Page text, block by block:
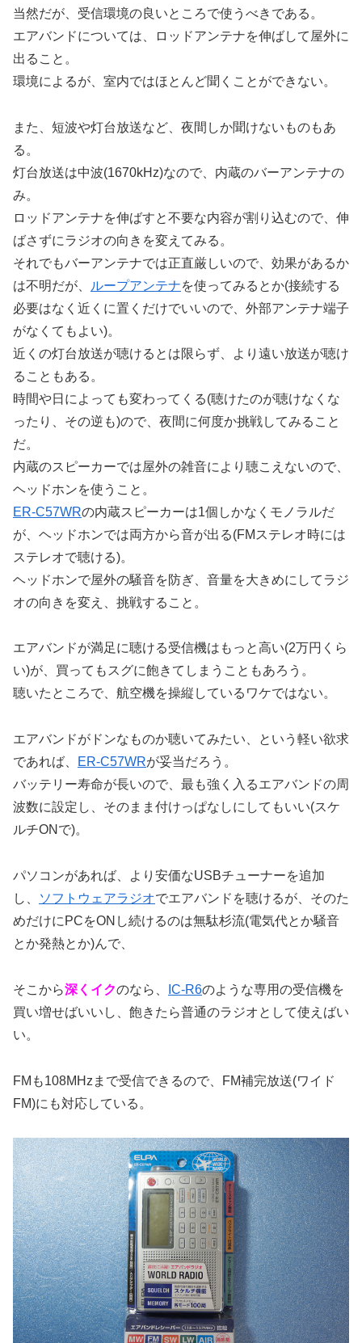
当然だが、受信環境の良いところで使うべきである。
エアバンドについては、ロッドアンテナを伸ばして屋外に
出ること。
環境によるが、室内ではほとんど聞くことができない。
また、短波や灯台放送など、夜間しか聞けないものもあ
る。
灯台放送は中波(1670kHz)なので、内蔵のバーアンテナの
み。
ロッドアンテナを伸ばすと不要な内容が割り込むので、伸
ばさずにラジオの向きを変えてみる。
それでもバーアンテナでは正直厳しいので、効果があるか
は不明だが、
ループアンテナを使ってみるとか(接続する
必要はなく近くに置くだけでいいので、外部アンテナ端子
がなくてもよい)。
近くの灯台放送が聴けるとは限らず、より遠い放送が聴け
ることもある。
時間や日によっても変わってくる(聴けたのが聴けなくな
ったり、その逆も)ので、夜間に何度か挑戦してみること
だ。
内蔵のスピーカーでは屋外の雑音により聴こえないので、
ヘッドホンを使うこと。
ER-C57WRの内蔵スピーカーは1個しかなくモノラルだ
が、ヘッドホンでは両方から音が出る(FMステレオ時には
ステレオで聴ける)。
ヘッドホンで屋外の騒音を防ぎ、音量を大きめにしてラジ
オの向きを変え、挑戦すること。
エアバンドが満足に聴ける受信機はもっと高い(2万円くら
い)が、買ってもスグに飽きてしまうこともあろう。
聴いたところで、航空機を操縦しているワケではない。
エアバンドがドンなものか聴いてみたい、という軽い欲求
であれば、
ER-C57WRが妥当だろう。
バッテリー寿命が長いので、最も強く入るエアバンドの周
波数に設定し、そのまま付けっぱなしにしてもいい(スケ
ルチONで)。
パソコンがあれば、より安価なUSBチューナーを追加
し、
ソフトウェアラジオでエアバンドを聴けるが、そのた
めだけにPCをONし続けるのは無駄杉流(電気代とか騒音
とか発熱とか)んで、
そこから深くイクのなら、 IC-R6のような専用の受信機を
買い増せばいいし、飽きたら普通のラジオとして使えばい
い。
FMも108MHzまで受信できるので、FM補完放送(ワイド
FM)にも対応している。